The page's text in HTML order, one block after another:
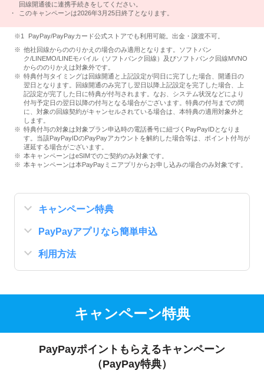
回線開通後に連携手続きをしてください。
このキャンペーンは2026年3月25日終了となります。
PayPay/PayPayカード公式ストアでも利用可能。出金・譲渡不可。
他社回線からののりかえの場合のみ適用となります。ソフトバン
ク/LINEMO/LINEモバイル（ソフトバンク回線）及びソフトバンク回線MVNO
からののりかえは対象外です。
特典付与タイミングは回線開通と上記設定が同日に完了した場合、開通日の
翌日となります。回線開通のみ完了し翌日以降上記設定を完了した場合、上
記設定が完了した日に特典が付与されます。なお、システム状況などにより
付与予定日の翌日以降の付与となる場合がございます。特典の付与までの間
に、対象の回線契約がキャンセルされている場合は、本特典の適用対象外と
します。
特典付与の対象は対象プラン申込時の電話番号に紐づくPayPayIDとなりま
す。当該PayPayIDのPayPayアカウントを解約した場合等は、ポイント付与が
遅延する場合がございます。
本キャンペーンはeSIMでのご契約のみ対象です。
本キャンペーンは本PayPayミニアプリからお申し込みの場合のみ対象です。
キャンペーン特典
PayPayアプリなら簡単申込
利用方法
キャンペーン特典
PayPayポイントもらえるキャンペーン
（PayPay特典）